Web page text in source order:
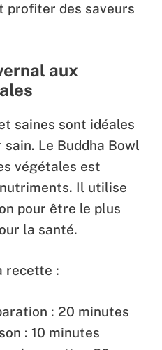
profiter des saveurs
aux
saines sont idéales
sain. Le Buddha Bowl
végétales est
Il utilise
pour être le plus
la santé.
recette :
: 20 minutes
: 10 minutes